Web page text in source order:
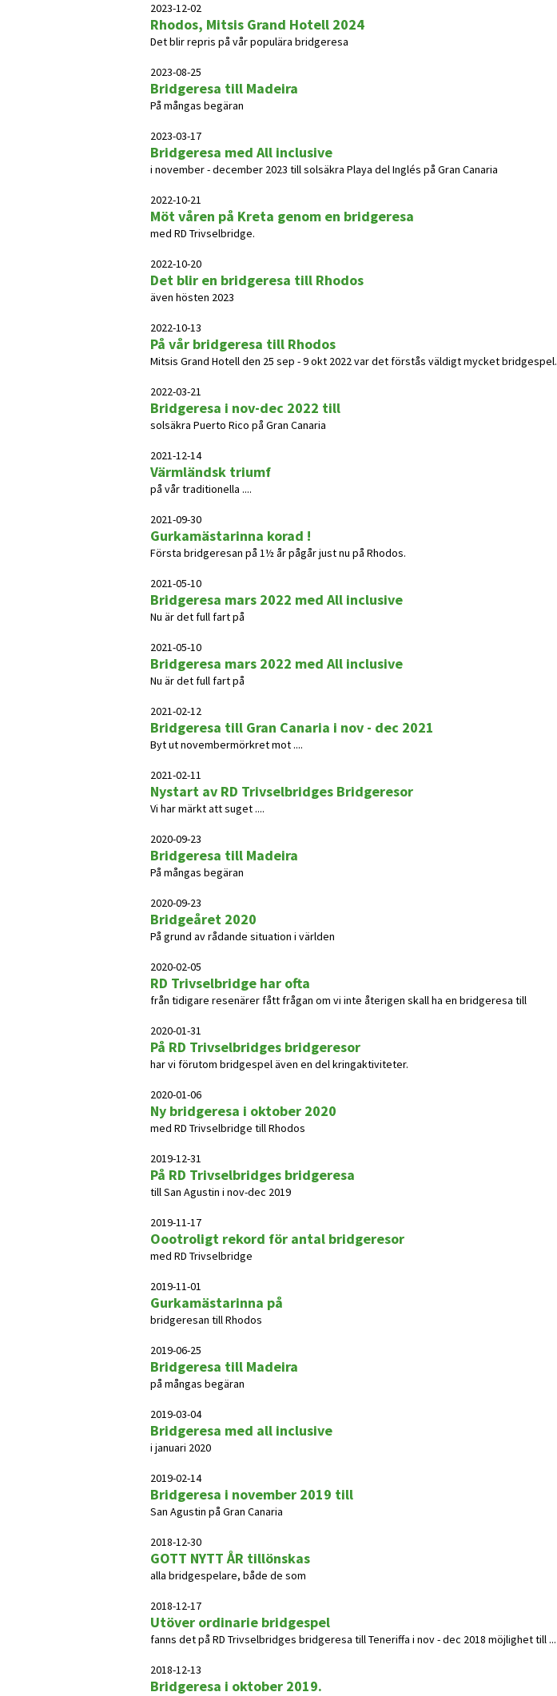
2023-12-02
Rhodos, Mitsis Grand Hotell 2024
Det blir repris på vår populära bridgeresa
2023-08-25
Bridgeresa till Madeira
På mångas begäran
2023-03-17
Bridgeresa med All inclusive
i november - december 2023 till solsäkra Playa del Inglés på Gran Canaria
2022-10-21
Möt våren på Kreta genom en bridgeresa
med RD Trivselbridge.
2022-10-20
Det blir en bridgeresa till Rhodos
även hösten 2023
2022-10-13
På vår bridgeresa till Rhodos
Mitsis Grand Hotell den 25 sep - 9 okt 2022 var det förstås väldigt mycket bridgespel.
2022-03-21
Bridgeresa i nov-dec 2022 till
solsäkra Puerto Rico på Gran Canaria
2021-12-14
Värmländsk triumf
på vår traditionella ....
2021-09-30
Gurkamästarinna korad !
Första bridgeresan på 1½ år pågår just nu på Rhodos.
2021-05-10
Bridgeresa mars 2022 med All inclusive
Nu är det full fart på
2021-05-10
Bridgeresa mars 2022 med All inclusive
Nu är det full fart på
2021-02-12
Bridgeresa till Gran Canaria i nov - dec 2021
Byt ut novembermörkret mot ....
2021-02-11
Nystart av RD Trivselbridges Bridgeresor
Vi har märkt att suget ....
2020-09-23
Bridgeresa till Madeira
På mångas begäran
2020-09-23
Bridgeåret 2020
På grund av rådande situation i världen
2020-02-05
RD Trivselbridge har ofta
från tidigare resenärer fått frågan om vi inte återigen skall ha en bridgeresa till
2020-01-31
På RD Trivselbridges bridgeresor
har vi förutom bridgespel även en del kringaktiviteter.
2020-01-06
Ny bridgeresa i oktober 2020
med RD Trivselbridge till Rhodos
2019-12-31
På RD Trivselbridges bridgeresa
till San Agustin i nov-dec 2019
2019-11-17
Oootroligt rekord för antal bridgeresor
med RD Trivselbridge
2019-11-01
Gurkamästarinna på
bridgeresan till Rhodos
2019-06-25
Bridgeresa till Madeira
på mångas begäran
2019-03-04
Bridgeresa med all inclusive
i januari 2020
2019-02-14
Bridgeresa i november 2019 till
San Agustin på Gran Canaria
2018-12-30
GOTT NYTT ÅR tillönskas
alla bridgespelare, både de som
2018-12-17
Utöver ordinarie bridgespel
fanns det på RD Trivselbridges bridgeresa till Teneriffa i nov - dec 2018 möjlighet till ...
2018-12-13
Bridgeresa i oktober 2019.